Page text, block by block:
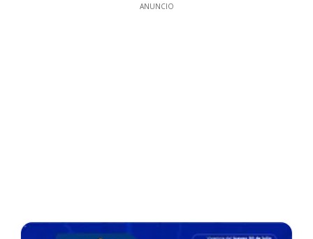
ANUNCIO